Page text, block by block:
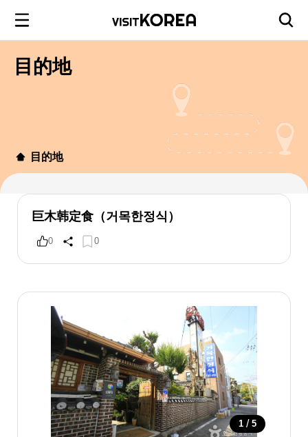
目的地
目的地
巨木韩定食（거목한정식）
0 0
1 / 5